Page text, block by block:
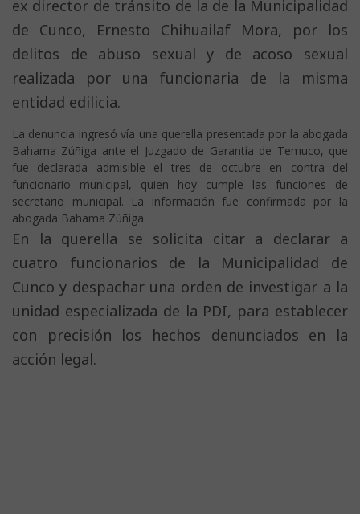
ex director de tránsito de la de la Municipalidad
de Cunco, Ernesto Chihuailaf Mora, por los
delitos de abuso sexual y de acoso sexual
realizada por una funcionaria de la misma
entidad edilicia.
La denuncia ingresó vía una querella presentada por la abogada
Bahama Zúñiga ante el Juzgado de Garantía de Temuco, que
fue declarada admisible el tres de octubre en contra del
funcionario municipal, quien hoy cumple las funciones de
secretario municipal. La información fue confirmada por la
abogada Bahama Zúñiga.
En la querella se solicita citar a declarar a
cuatro funcionarios de la Municipalidad de
Cunco y despachar una orden de investigar a la
unidad especializada de la PDI, para establecer
con precisión los hechos denunciados en la
acción legal.